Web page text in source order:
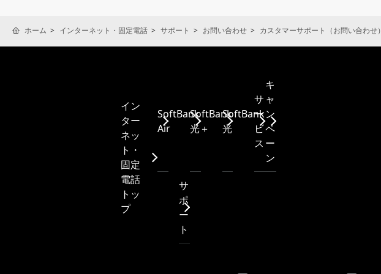
ホーム インターネット・固定電話 サポート お問い合わせ カスタマーサポート（お問い合わせ）
イン
ター
ネッ
ト・
固定
電話
トッ
プ
SoftBank
Air
SoftBank
光＋
SoftBank
光
サ
ー
ビ
ス
キ
ャ
ン
ペ
ー
ン
サ
ポ
ー
ト